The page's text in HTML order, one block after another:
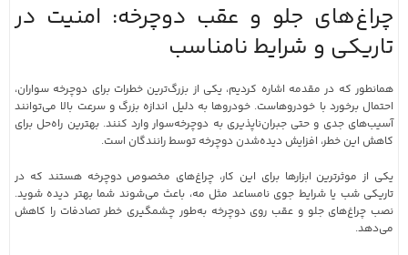
چراغ‌های جلو و عقب دوچرخه: امنیت در
تاریکی و شرایط نامناسب
همانطور که در مقدمه اشاره کردیم، یکی از بزرگ‌ترین خطرات برای دوچرخه سواران،
احتمال برخورد با خودروهاست. خودروها به دلیل اندازه بزرگ و سرعت بالا می‌توانند
آسیب‌های جدی و حتی جبران‌ناپذیری به دوچرخه‌سوار وارد کنند. بهترین راه‌حل برای
کاهش این خطر، افزایش دیده‌شدن دوچرخه توسط رانندگان است.
یکی از موثرترین ابزارها برای این کار، چراغ‌های مخصوص دوچرخه هستند که در
تاریکی شب یا شرایط جوی نامساعد مثل مه، باعث می‌شوند شما بهتر دیده شوید.
نصب چراغ‌های جلو و عقب روی دوچرخه به‌طور چشمگیری خطر تصادفات را کاهش
می‌دهد.